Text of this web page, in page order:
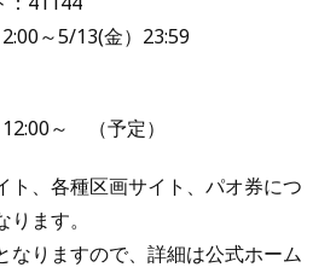
～5/13(金）23:59
～ （予定）
、各種区画サイト、パオ券につ
ます。
なりますので、詳細は公式ホーム